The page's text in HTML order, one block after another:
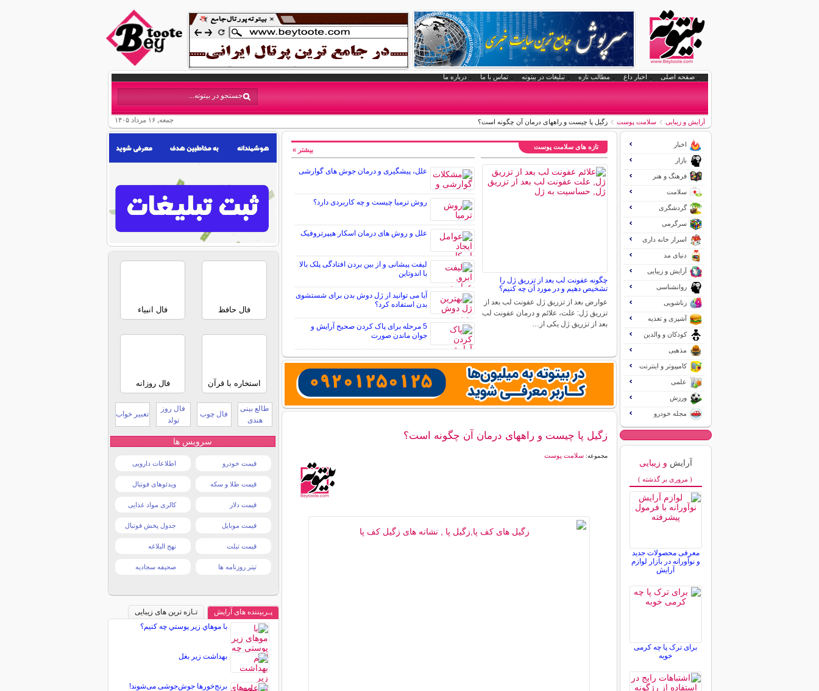
صفحه اصلی اخبار داغ مطالب تازه تبلیغات در بیتوته تماس با ما درباره ما
جمعه, ۱۶ مرداد ۱۴۰۵ آرایش و زیبایی سلامت پوست زگیل پا چیست و راههای درمان آن چگونه است؟
تازه های سلامت پوست
چگونه عفونت لب بعد از تزریق ژل را
تشخیص دهیم و در مورد آن چه کنیم؟
عوارض بعد از تزریق ژل عفونت لب بعد از
تزریق ژل: علت، علائم و درمان عفونت لب
بعد از تزریق ژل یکی از…
علل، پیشگیری و درمان جوش های گوارشی
روش ترمیا چیست و چه کاربردی دارد؟
علل و روش های درمان اسکار هیپرتروفیک
لیفت پیشانی و از بین بردن افتادگی پلک بالا
با اندوتاین
آیا می توانید از ژل دوش بدن برای شستشوی
بدن استفاده کرد؟
5 مرحله برای پاک کردن صحیح آرایش و
جوان ماندن صورت
بیشتر »
زگیل پا چیست و راههای درمان آن چگونه است؟
مجموعه:سلامت پوست
اخبار
بازار
فرهنگ و هنر
سلامت
گردشگری
سرگرمی
اسرار خانه داری
دنیای مد
آرایش و زیبایی
روانشناسی
زناشویی
آشپزی و تغذیه
کودکان و والدین
مذهبی
کامپیوتر و اینترنت
علمی
ورزش
مجله خودرو
آرایش و زیبایی
( مروری بر گذشته )
معرفی محصولات جدید
و نوآورانه در بازار لوازم
آرایش
برای ترک پا چه کرمی
خوبه
فال حافظ فال انبیاء
استخاره با قرآن فال روزانه
طالع بینی
هندی
فال چوب
فال روز
تولد
تعبیر خواب
سرویس ها
قیمت خودرو اطلاعات دارویی
قیمت طلا و سکه ویدئوهای فوتبال
قیمت دلار کالری مواد غذایی
قیمت موبایل جدول پخش فوتبال
قیمت تبلت نهج البلاغه
تیتر روزنامه ها صحیفه سجادیه
پـربیننده های آرایش
تـازه ترین های زیبایی
با موهاي زير پوستي چه کنيم؟
بهداشت زیر بغل
برنج‌خور‌ها جوش‌جوشی می‌شوند!